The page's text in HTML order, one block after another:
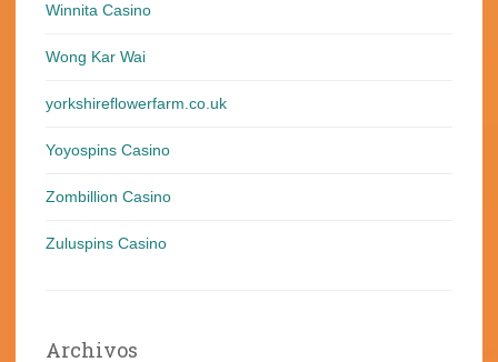
Winnita Casino
Wong Kar Wai
yorkshireflowerfarm.co.uk
Yoyospins Casino
Zombillion Casino
Zuluspins Casino
Archivos